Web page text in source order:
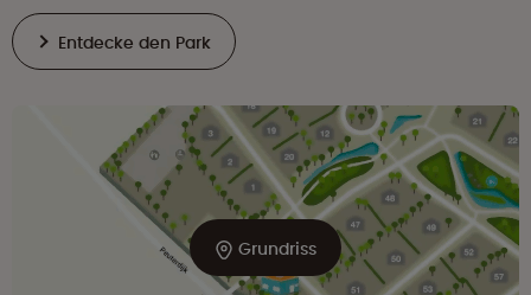
Entdecke den Park
Grundriss